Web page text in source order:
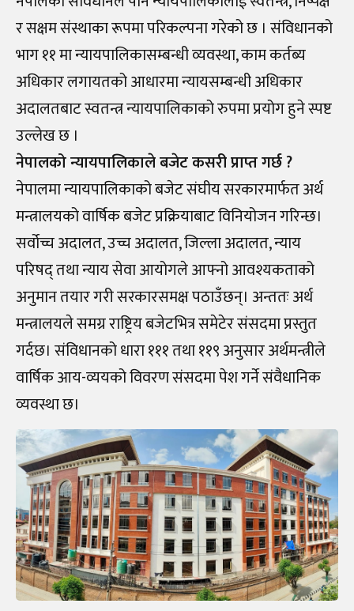
र सक्षम संस्थाका रूपमा परिकल्पना गरेको छ । संविधानको
भाग ११ मा न्यायपालिकासम्बन्धी व्यवस्था, काम कर्तब्य
अधिकार लगायतको आधारमा न्यायसम्बन्धी अधिकार
अदालतबाट स्वतन्त्र न्यायपालिकाको रुपमा प्रयोग हुने स्पष्ट
उल्लेख छ ।
नेपालको न्यायपालिकाले बजेट कसरी प्राप्त गर्छ ?
नेपालमा न्यायपालिकाको बजेट संघीय सरकारमार्फत अर्थ
मन्त्रालयको वार्षिक बजेट प्रक्रियाबाट विनियोजन गरिन्छ।
सर्वोच्च अदालत, उच्च अदालत, जिल्ला अदालत, न्याय
परिषद् तथा न्याय सेवा आयोगले आफ्नो आवश्यकताको
अनुमान तयार गरी सरकारसमक्ष पठाउँछन्। अन्ततः अर्थ
मन्त्रालयले समग्र राष्ट्रिय बजेटभित्र समेटेर संसदमा प्रस्तुत
गर्दछ। संविधानको धारा १११ तथा ११९ अनुसार अर्थमन्त्रीले
वार्षिक आय-व्ययको विवरण संसदमा पेश गर्ने संवैधानिक
व्यवस्था छ।